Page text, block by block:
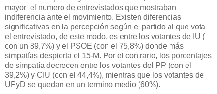
mayor el numero de entrevistados que mostraban
indiferencia ante el movimiento. Existen diferencias
significativas en la percepción según el partido al que vota
el entrevistado, de este modo, es entre los votantes de IU (
con un 89,7%) y el PSOE (con el 75,8%) donde más
simpatías despierta el 15-M. Por el contrario, los porcentajes
de simpatía decrecen entre los votantes del PP (con el
39,2%) y CIU (con el 44,4%), mientras que los votantes de
UPyD se quedan en un termino medio (60%).